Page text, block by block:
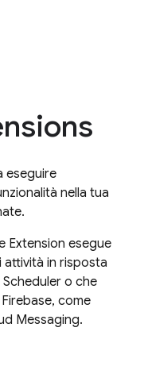
eseguire
nella tua
Extension esegue
attività in risposta
o che
come
Messaging.